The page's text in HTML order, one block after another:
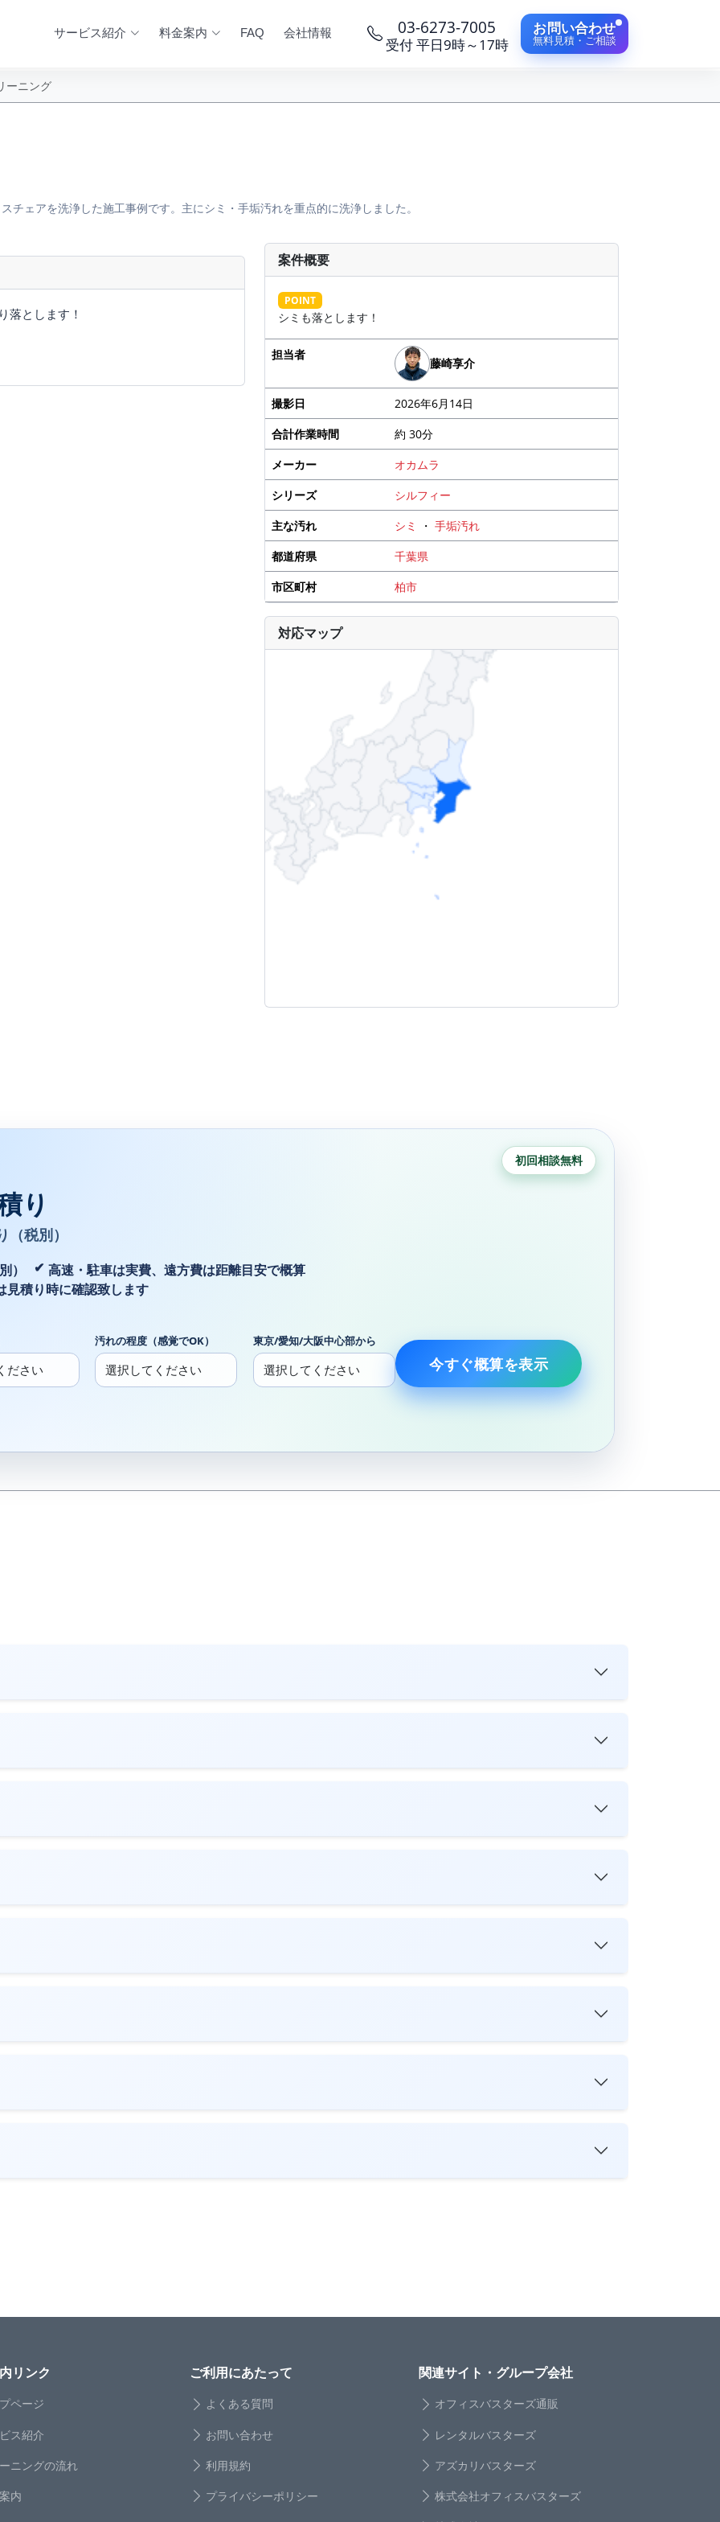
サービス紹介 料金案内 FAQ 会社情報 03-6273-7005
受付 平日9時～17時
お問い合わせ
無料見積・ご相談
ーニング
チェアを洗浄した施工事例です。主にシミ・手垢汚れを重点的に洗浄しました。
落とします！
案件概要
POINT
シミも落とします！
担当者
藤崎享介
撮影日
2026年6月14日
合計作業時間
約 30分
メーカー
オカムラ
シリーズ
シルフィー
主な汚れ
シミ ・ 手垢汚れ
都道府県
千葉県
市区町村
柏市
対応マップ
初回相談無料
り
税別）
）
高速・駐車は実費、遠方費は距離目安で概算
見積り時に確認致します
汚れの程度（感覚でOK） 東京/愛知/大阪中心部から
今すぐ概算を表示
リンク
ページ
ス紹介
ニングの流れ
内
ご利用にあたって
よくある質問
お問い合わせ
利用規約
プライバシーポリシー
関連サイト・グループ会社
オフィスバスターズ通販
レンタルバスターズ
アズカリバスターズ
株式会社オフィスバスターズ